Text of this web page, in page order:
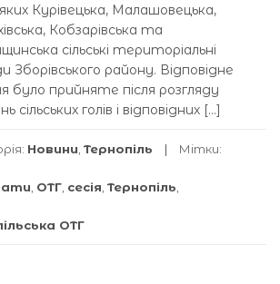
Курівецька, Малашовецька,
Кобзарівська та
сільські територіальні
Зборівського району. Відповідне
було прийняте після розгляду
сільських голів і відповідних […]
Новини, Тернопіль Мітки:
, ОТГ, сесія, Тернопіль,
ОТГ